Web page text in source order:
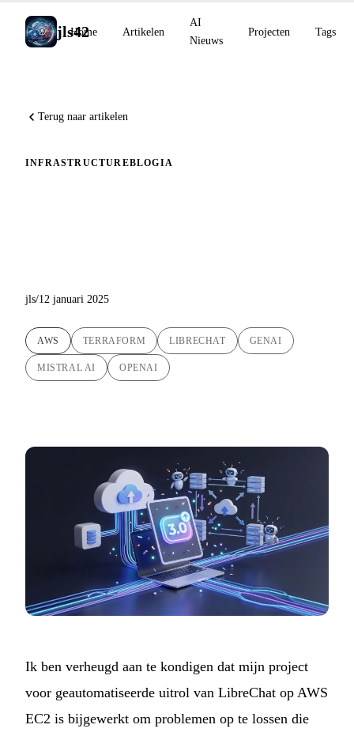
jls42
Home Artikelen
AI
Nieuws
Projecten Tags
Terug naar artikelen
INFRASTRUCTUREBLOGIA
jls/12 januari 2025
AWS TERRAFORM LIBRECHAT GENAI
MISTRAL AI OPENAI
Ik ben verheugd aan te kondigen dat mijn project
voor geautomatiseerde uitrol van LibreChat op AWS
EC2 is bijgewerkt om problemen op te lossen die